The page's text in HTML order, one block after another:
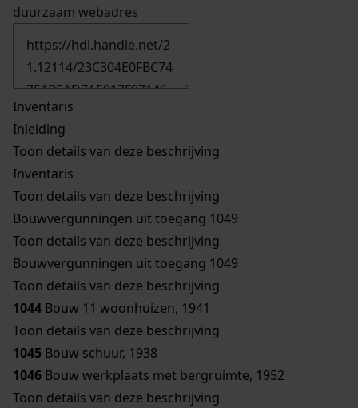
duurzaam webadres
Inventaris
Inleiding
Toon details van deze beschrijving
Inventaris
Toon details van deze beschrijving
Bouwvergunningen uit toegang 1049
Toon details van deze beschrijving
Bouwvergunningen uit toegang 1049
Toon details van deze beschrijving
1044 Bouw 11 woonhuizen, 1941
Toon details van deze beschrijving
1045 Bouw schuur, 1938
1046 Bouw werkplaats met bergruimte, 1952
Toon details van deze beschrijving